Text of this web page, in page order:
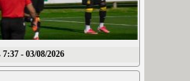
03/08/2026 - 7:37 م